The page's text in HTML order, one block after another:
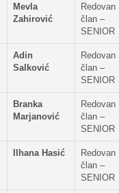
Mevla
Zahirović
Redovan
član –
SENIOR
Adin
Salković
Redovan
član –
SENIOR
Branka
Marjanović
Redovan
član –
SENIOR
Ilhana Hasić
Redovan
član –
SENIOR